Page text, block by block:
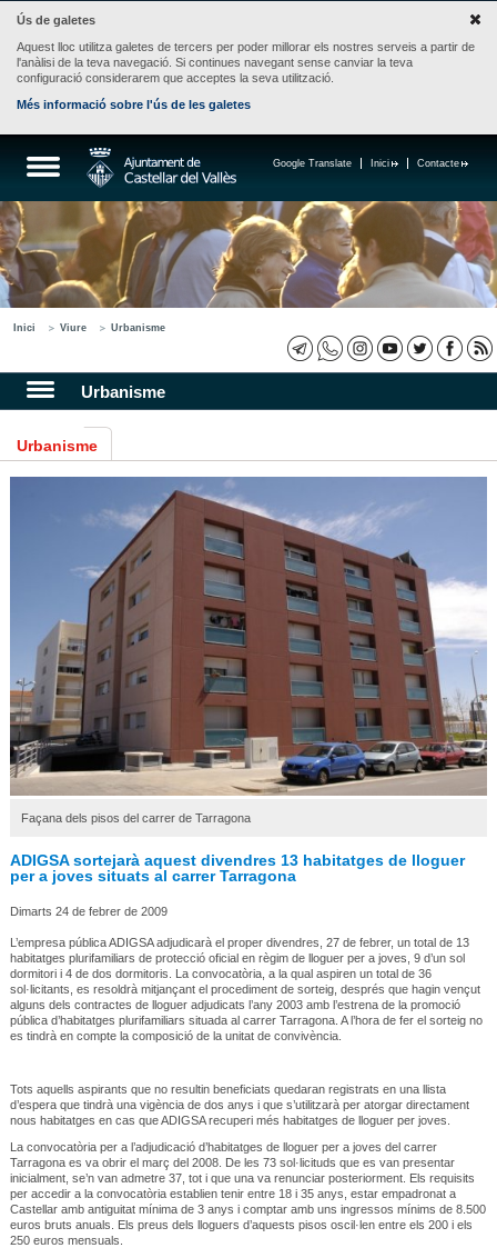
Ús de galetes
Aquest lloc utilitza galetes de tercers per poder millorar els nostres serveis a partir de
l'anàlisi de la teva navegació. Si continues navegant sense canviar la teva
configuració considerarem que acceptes la seva utilització.
Més informació sobre l'ús de les galetes
Contacte
Inici
Google Translate
Inici Viure Urbanisme
Urbanisme
Urbanisme
Façana dels pisos del carrer de Tarragona
ADIGSA sortejarà aquest divendres 13 habitatges de lloguer
per a joves situats al carrer Tarragona
Dimarts 24 de febrer de 2009
L’empresa pública ADIGSA adjudicarà el proper divendres, 27 de febrer, un total de 13
habitatges plurifamiliars de protecció oficial en règim de lloguer per a joves, 9 d’un sol
dormitori i 4 de dos dormitoris. La convocatòria, a la qual aspiren un total de 36
sol·licitants, es resoldrà mitjançant el procediment de sorteig, després que hagin vençut
alguns dels contractes de lloguer adjudicats l’any 2003 amb l’estrena de la promoció
pública d’habitatges plurifamiliars situada al carrer Tarragona. A l’hora de fer el sorteig no
es tindrà en compte la composició de la unitat de convivència.
Tots aquells aspirants que no resultin beneficiats quedaran registrats en una llista
d’espera que tindrà una vigència de dos anys i que s’utilitzarà per atorgar directament
nous habitatges en cas que ADIGSA recuperi més habitatges de lloguer per joves.
La convocatòria per a l’adjudicació d’habitatges de lloguer per a joves del carrer
Tarragona es va obrir el març del 2008. De les 73 sol·licituds que es van presentar
inicialment, se’n van admetre 37, tot i que una va renunciar posteriorment. Els requisits
per accedir a la convocatòria establien tenir entre 18 i 35 anys, estar empadronat a
Castellar amb antiguitat mínima de 3 anys i comptar amb uns ingressos mínims de 8.500
euros bruts anuals. Els preus dels lloguers d’aquests pisos oscil·len entre els 200 i els
250 euros mensuals.